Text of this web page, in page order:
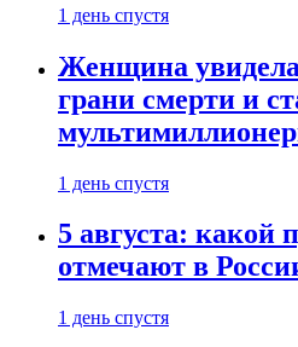
1 день спустя
Женщина
грани смерти и
1 день спустя
5 августа: какой
отмечают в
1 день спустя